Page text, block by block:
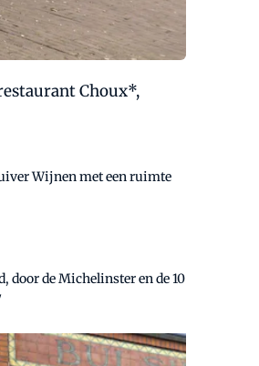
Choux*,
Wijnen met een ruimte
door de Michelinster en de 10